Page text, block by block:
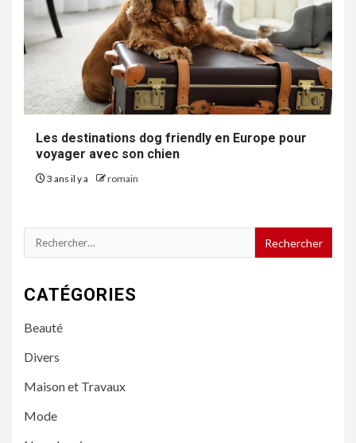
Les destinations dog friendly en Europe pour
voyager avec son chien
3 ans il y a romain
Rechercher :
CATÉGORIES
Beauté
Divers
Maison et Travaux
Mode